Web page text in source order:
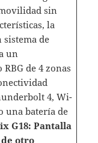
sin
la
sistema de
un
de 4 zonas
4, Wi-
una batería de
G18: Pantalla
otro